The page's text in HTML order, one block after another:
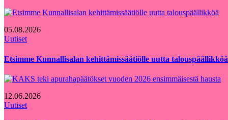
05.08.2026
Uutiset
Etsimme Kunnallisalan kehittämissäätiölle uutta talouspäällikköä
12.06.2026
Uutiset